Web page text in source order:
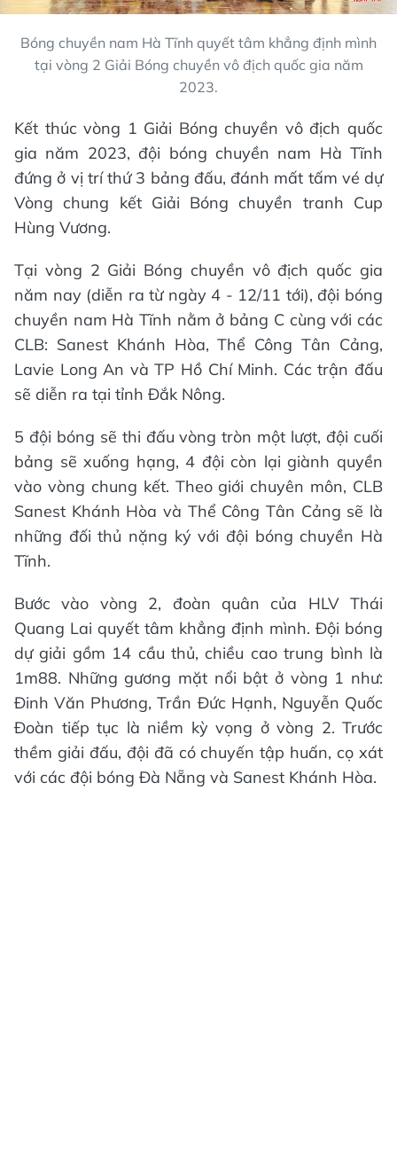
Bóng chuyền nam Hà Tĩnh quyết tâm khẳng định mình
tại vòng 2 Giải Bóng chuyền vô địch quốc gia năm
2023.
Kết thúc vòng 1 Giải Bóng chuyền vô địch quốc
gia năm 2023, đội bóng chuyền nam Hà Tĩnh
đứng ở vị trí thứ 3 bảng đấu, đánh mất tấm vé dự
Vòng chung kết Giải Bóng chuyền tranh Cup
Hùng Vương.
Tại vòng 2 Giải Bóng chuyền vô địch quốc gia
năm nay (diễn ra từ ngày 4 - 12/11 tới), đội bóng
chuyền nam Hà Tĩnh nằm ở bảng C cùng với các
CLB: Sanest Khánh Hòa, Thể Công Tân Cảng,
Lavie Long An và TP Hồ Chí Minh. Các trận đấu
sẽ diễn ra tại tỉnh Đắk Nông.
5 đội bóng sẽ thi đấu vòng tròn một lượt, đội cuối
bảng sẽ xuống hạng, 4 đội còn lại giành quyền
vào vòng chung kết. Theo giới chuyên môn, CLB
Sanest Khánh Hòa và Thể Công Tân Cảng sẽ là
những đối thủ nặng ký với đội bóng chuyền Hà
Tĩnh.
Bước vào vòng 2, đoàn quân của HLV Thái
Quang Lai quyết tâm khẳng định mình. Đội bóng
dự giải gồm 14 cầu thủ, chiều cao trung bình là
1m88. Những gương mặt nổi bật ở vòng 1 như:
Đinh Văn Phương, Trần Đức Hạnh, Nguyễn Quốc
Đoàn tiếp tục là niềm kỳ vọng ở vòng 2. Trước
thềm giải đấu, đội đã có chuyến tập huấn, cọ xát
với các đội bóng Đà Nẵng và Sanest Khánh Hòa.